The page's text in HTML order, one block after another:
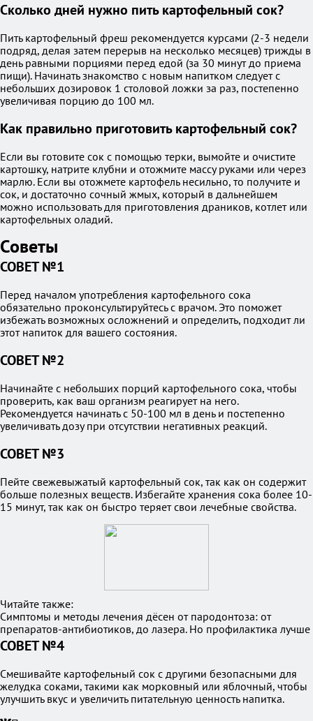
Сколько дней нужно пить картофельный сок?
Пить картофельный фреш рекомендуется курсами (2-3 недели
подряд, делая затем перерыв на несколько месяцев) трижды в
день равными порциями перед едой (за 30 минут до приема
пищи). Начинать знакомство с новым напитком следует с
небольших дозировок 1 столовой ложки за раз, постепенно
увеличивая порцию до 100 мл.
Как правильно приготовить картофельный сок?
Если вы готовите сок с помощью терки, вымойте и очистите
картошку, натрите клубни и отожмите массу руками или через
марлю. Если вы отожмете картофель несильно, то получите и
сок, и достаточно сочный жмых, который в дальнейшем
можно использовать для приготовления драников, котлет или
картофельных оладий.
Советы
СОВЕТ №1
Перед началом употребления картофельного сока
обязательно проконсультируйтесь с врачом. Это поможет
избежать возможных осложнений и определить, подходит ли
этот напиток для вашего состояния.
СОВЕТ №2
Начинайте с небольших порций картофельного сока, чтобы
проверить, как ваш организм реагирует на него.
Рекомендуется начинать с 50-100 мл в день и постепенно
увеличивать дозу при отсутствии негативных реакций.
СОВЕТ №3
Пейте свежевыжатый картофельный сок, так как он содержит
больше полезных веществ. Избегайте хранения сока более 10-
15 минут, так как он быстро теряет свои лечебные свойства.
Читайте также:
Симптомы и методы лечения дёсен от пародонтоза: от
препаратов-антибиотиков, до лазера. Но профилактика лучше
СОВЕТ №4
Смешивайте картофельный сок с другими безопасными для
желудка соками, такими как морковный или яблочный, чтобы
улучшить вкус и увеличить питательную ценность напитка.